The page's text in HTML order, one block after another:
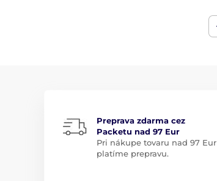
Preprava zdarma cez
Packetu nad 97 Eur
Pri nákupe tovaru nad 97 Eur
platíme prepravu.